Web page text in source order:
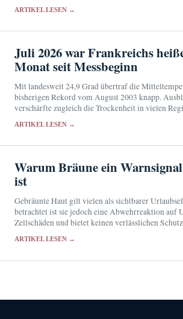
ARTIKEL LESEN →
Juli 2026 war Frankreichs
Monat seit Messbeginn
Mit landesweit 24,9 Grad übertraf die
bisherigen Rekord vom August 2003 knapp.
verschärfte zugleich die Trockenheit in vielen
ARTIKEL LESEN →
Warum Bräune ein
ist
Gebräunte Haut gilt vielen als sichtbarer
betrachtet ist sie jedoch eine Abwehrreaktion auf
Zellschäden und bietet keinen verlässlichen
ARTIKEL LESEN →